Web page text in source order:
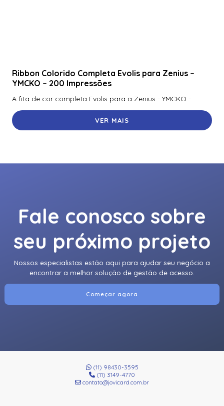
Ribbon Colorido Completa Evolis para Zenius –
YMCKO – 200 Impressões
A fita de cor completa Evolis para a Zenius - YMCKO -...
VER MAIS
Fale conosco sobre
seu próximo projeto
Nossos especialistas estão aqui para ajudar seu negócio a
encontrar a melhor solução de gestão de acesso.
Começar agora
(11) 98430-3595
(11) 3149-4770
contato@jovicard.com.br